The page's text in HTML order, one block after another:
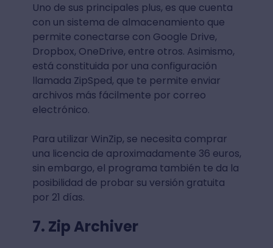
Uno de sus principales plus, es que cuenta
con un sistema de almacenamiento que
permite conectarse con Google Drive,
Dropbox, OneDrive, entre otros. Asimismo,
está constituida por una configuración
llamada ZipSped, que te permite enviar
archivos más fácilmente por correo
electrónico.
Para utilizar WinZip, se necesita comprar
una licencia de aproximadamente 36 euros,
sin embargo, el programa también te da la
posibilidad de probar su versión gratuita
por 21 días.
7. Zip Archiver